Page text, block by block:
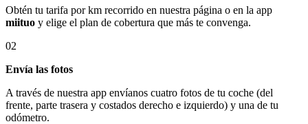
Obtén tu tarifa por km recorrido en nuestra página o en la app
miituo y elige el plan de cobertura que más te convenga.
02
Envía las fotos
A través de nuestra app envíanos cuatro fotos de tu coche (del
frente, parte trasera y costados derecho e izquierdo) y una de tu
odómetro.